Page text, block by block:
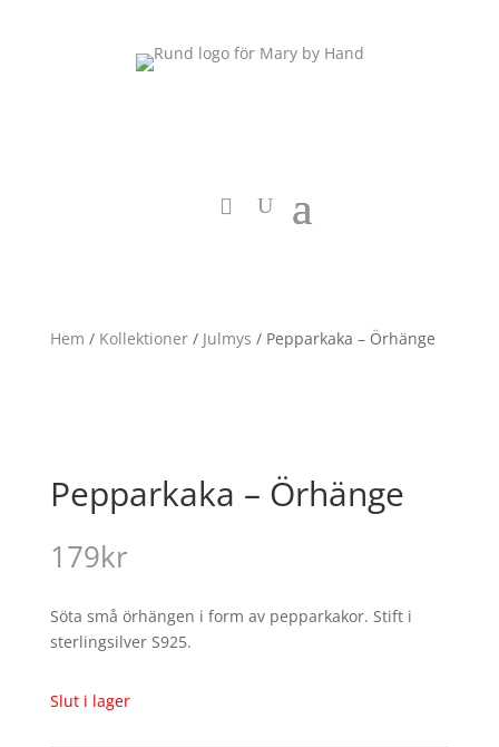
Hem / Kollektioner/ Julmys / Pepparkaka – Örhänge
Pepparkaka – Örhänge
179kr
Söta små örhängen i form av pepparkakor. Stift i
sterlingsilver S925.
Slut i lager